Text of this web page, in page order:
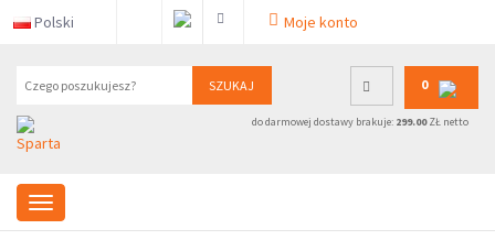
Polski Moje konto
SZUKAJ 0
do darmowej dostawy brakuje: 299.00ZŁ netto